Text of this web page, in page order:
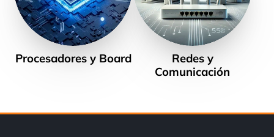
Procesadores y Board
Redes y
Comunicación